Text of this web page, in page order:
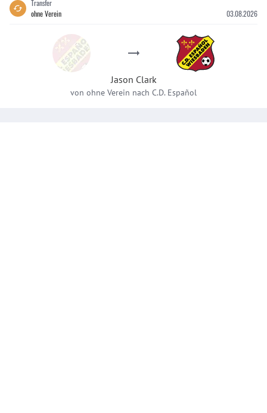
Transfer
ohne Verein
03.08.2026
Jason Clark
von ohne Verein nach C.D. Español